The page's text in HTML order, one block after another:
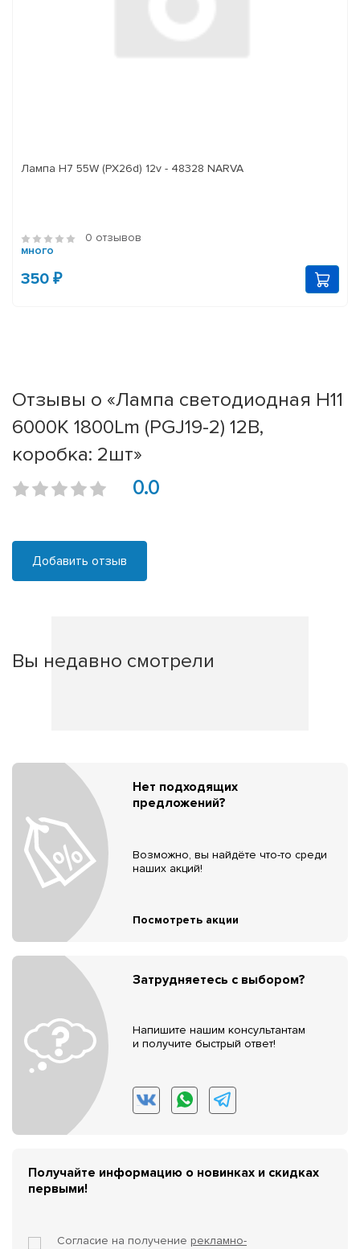
Лампа H7 55W (PX26d) 12v - 48328 NARVA
0 отзывов
много
350 ₽
Отзывы о «Лампа светодиодная H11
6000K 1800Lm (PGJ19-2) 12В,
коробка: 2шт»
0.0
Добавить отзыв
Вы недавно смотрели
Нет подходящих
предложений?
Возможно, вы найдёте что-то среди
наших акций!
Посмотреть акции
Затрудняетесь с выбором?
Напишите нашим консультантам
и получите быстрый ответ!
Получайте информацию о новинках и скидках
первыми!
Согласие на получение рекламно-